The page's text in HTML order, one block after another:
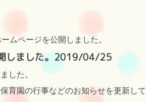
ームページを公開しました。
ました。 2019/04/25
した。
育園の行事などのお知らせを更新して